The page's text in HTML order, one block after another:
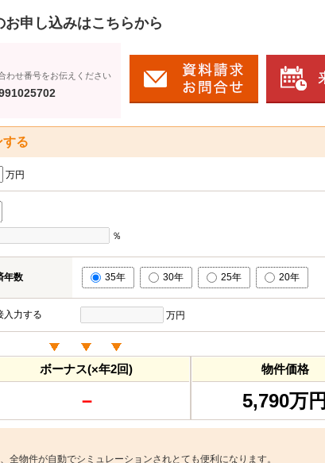
申し込みはこちらから
わせ番号をお伝えください
する
万円
％
年数 35年 30年 25年 20年
入力する 万円
ボーナス(×年2回)
－
物件価格
5,790万円
全物件が自動でシミュレーションされとても便利になります。